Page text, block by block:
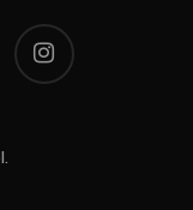
instagram